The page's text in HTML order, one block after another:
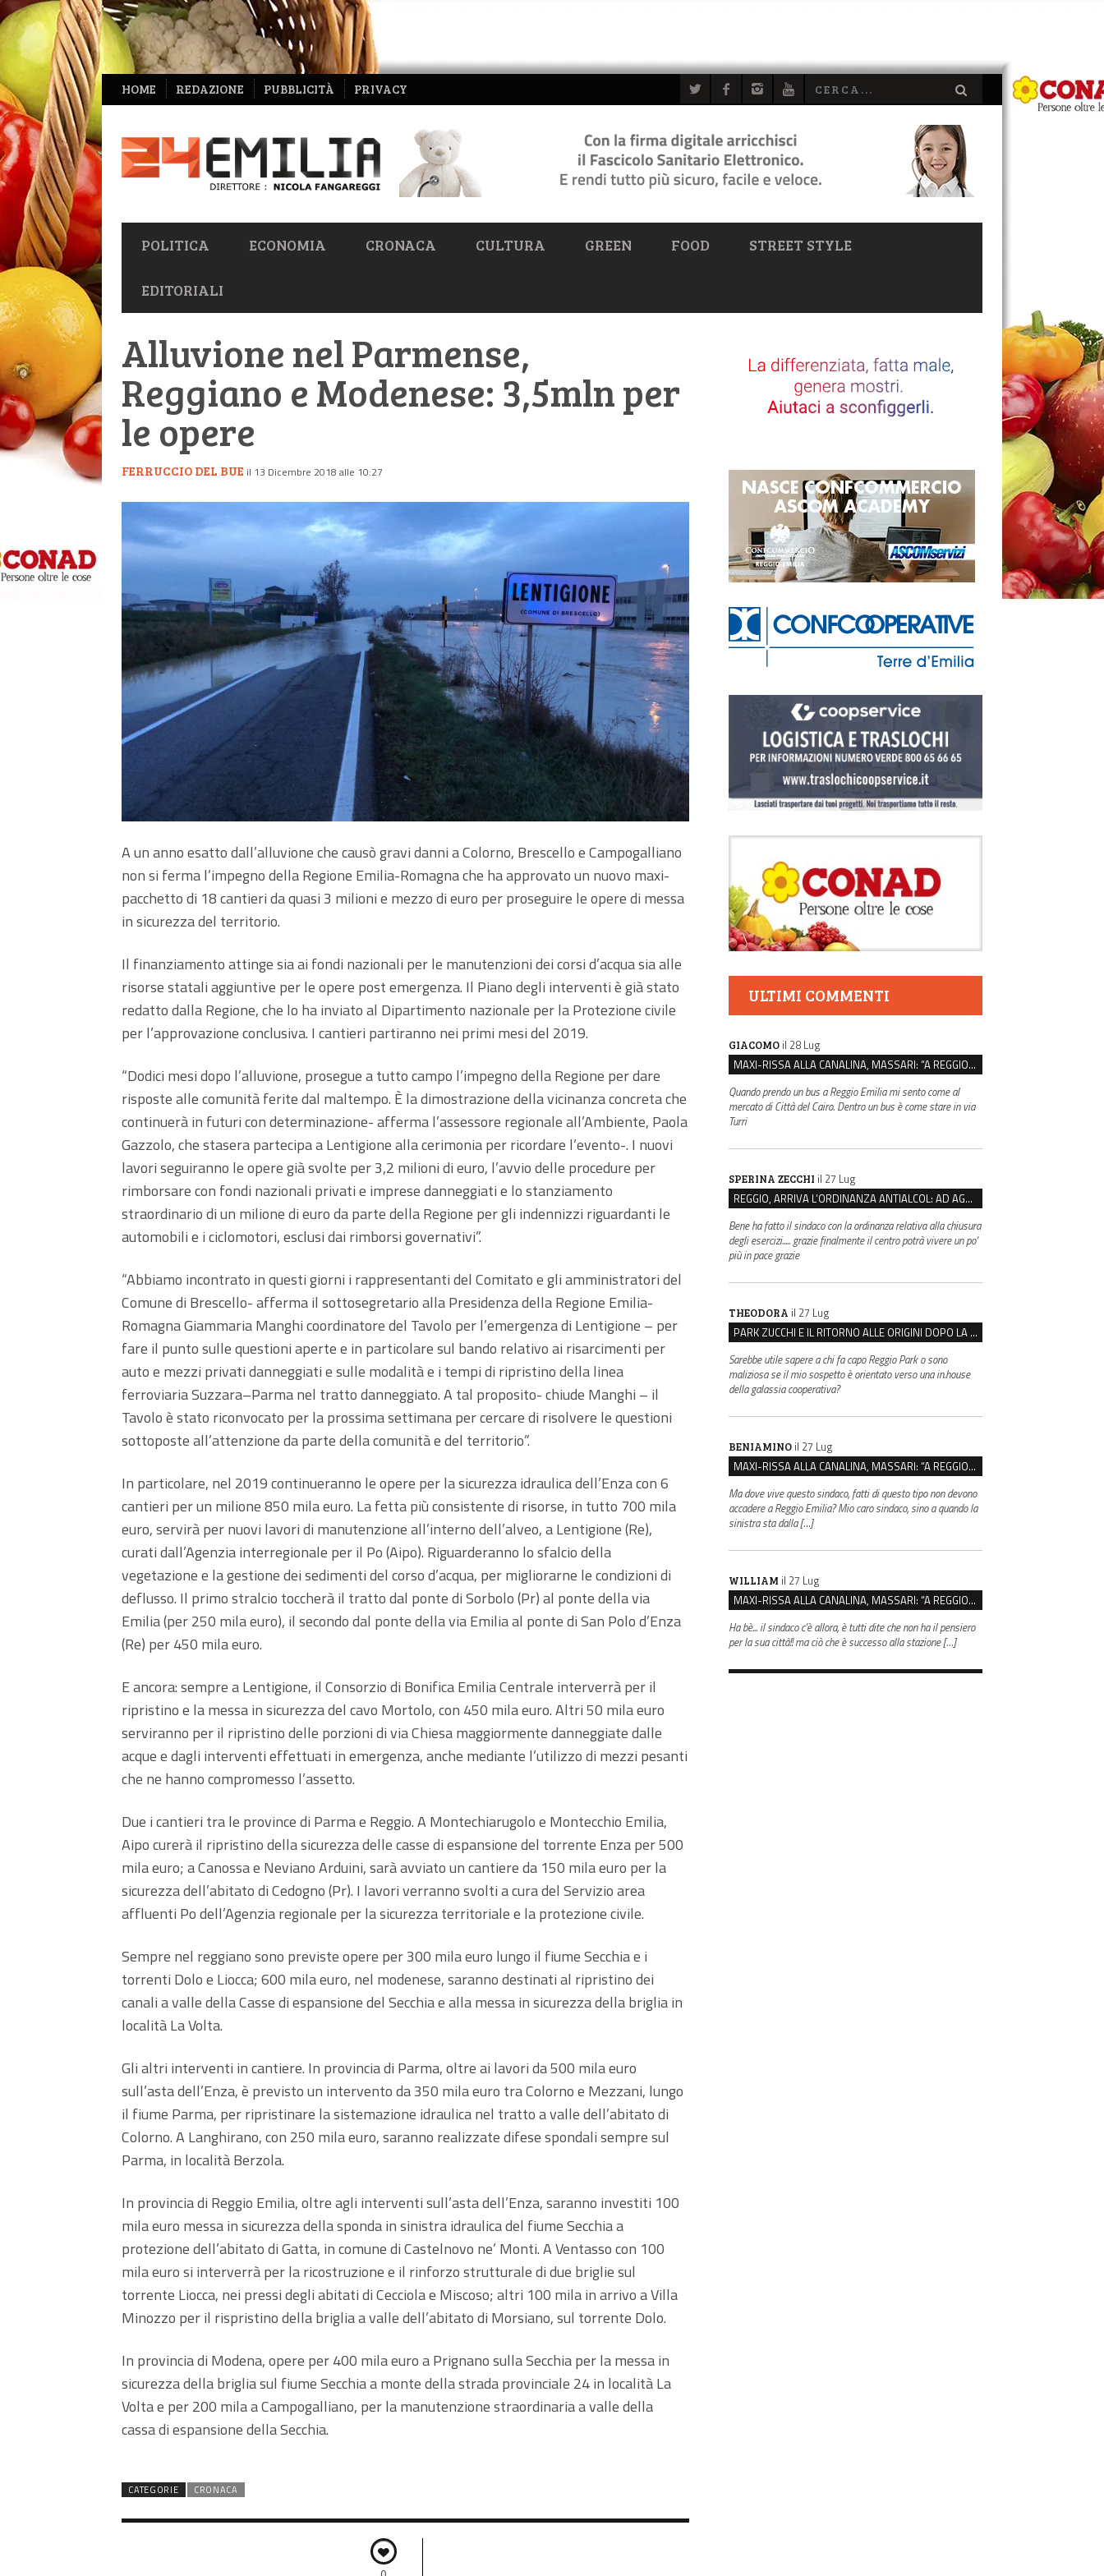
NAVIGAZIONE
SECONDARIA
HOME REDAZIONE PUBBLICITÀ PRIVACY
NAVIGAZIONE
PRIMARIA
POLITICA ECONOMIA CRONACA CULTURA GREEN FOOD STREET STYLE
EDITORIALI
Alluvione nel Parmense,
Reggiano e Modenese: 3,5mln per
le opere
FERRUCCIO DEL BUE il 13 Dicembre 2018 alle 10:27
A un anno esatto dall’alluvione che causò gravi danni a Colorno, Brescello e Campogalliano
non si ferma l’impegno della Regione Emilia-Romagna che ha approvato un nuovo maxi-
pacchetto di 18 cantieri da quasi 3 milioni e mezzo di euro per proseguire le opere di messa
in sicurezza del territorio.
Il finanziamento attinge sia ai fondi nazionali per le manutenzioni dei corsi d’acqua sia alle
risorse statali aggiuntive per le opere post emergenza. Il Piano degli interventi è già stato
redatto dalla Regione, che lo ha inviato al Dipartimento nazionale per la Protezione civile
per l’approvazione conclusiva. I cantieri partiranno nei primi mesi del 2019.
“Dodici mesi dopo l’alluvione, prosegue a tutto campo l’impegno della Regione per dare
risposte alle comunità ferite dal maltempo. È la dimostrazione della vicinanza concreta che
continuerà in futuri con determinazione- afferma l’assessore regionale all’Ambiente, Paola
Gazzolo, che stasera partecipa a Lentigione alla cerimonia per ricordare l’evento-. I nuovi
lavori seguiranno le opere già svolte per 3,2 milioni di euro, l’avvio delle procedure per
rimborsare con fondi nazionali privati e imprese danneggiati e lo stanziamento
straordinario di un milione di euro da parte della Regione per gli indennizzi riguardanti le
automobili e i ciclomotori, esclusi dai rimborsi governativi”.
“Abbiamo incontrato in questi giorni i rappresentanti del Comitato e gli amministratori del
Comune di Brescello- afferma il sottosegretario alla Presidenza della Regione Emilia-
Romagna Giammaria Manghi coordinatore del Tavolo per l’emergenza di Lentigione – per
fare il punto sulle questioni aperte e in particolare sul bando relativo ai risarcimenti per
auto e mezzi privati danneggiati e sulle modalità e i tempi di ripristino della linea
ferroviaria Suzzara–Parma nel tratto danneggiato. A tal proposito- chiude Manghi – il
Tavolo è stato riconvocato per la prossima settimana per cercare di risolvere le questioni
sottoposte all’attenzione da parte della comunità e del territorio”.
In particolare, nel 2019 continueranno le opere per la sicurezza idraulica dell’Enza con 6
cantieri per un milione 850 mila euro. La fetta più consistente di risorse, in tutto 700 mila
euro, servirà per nuovi lavori di manutenzione all’interno dell’alveo, a Lentigione (Re),
curati dall’Agenzia interregionale per il Po (Aipo). Riguarderanno lo sfalcio della
vegetazione e la gestione dei sedimenti del corso d’acqua, per migliorarne le condizioni di
deflusso. Il primo stralcio toccherà il tratto dal ponte di Sorbolo (Pr) al ponte della via
Emilia (per 250 mila euro), il secondo dal ponte della via Emilia al ponte di San Polo d’Enza
(Re) per 450 mila euro.
E ancora: sempre a Lentigione, il Consorzio di Bonifica Emilia Centrale interverrà per il
ripristino e la messa in sicurezza del cavo Mortolo, con 450 mila euro. Altri 50 mila euro
serviranno per il ripristino delle porzioni di via Chiesa maggiormente danneggiate dalle
acque e dagli interventi effettuati in emergenza, anche mediante l’utilizzo di mezzi pesanti
che ne hanno compromesso l’assetto.
Due i cantieri tra le province di Parma e Reggio. A Montechiarugolo e Montecchio Emilia,
Aipo curerà il ripristino della sicurezza delle casse di espansione del torrente Enza per 500
mila euro; a Canossa e Neviano Arduini, sarà avviato un cantiere da 150 mila euro per la
sicurezza dell’abitato di Cedogno (Pr). I lavori verranno svolti a cura del Servizio area
affluenti Po dell’Agenzia regionale per la sicurezza territoriale e la protezione civile.
Sempre nel reggiano sono previste opere per 300 mila euro lungo il fiume Secchia e i
torrenti Dolo e Liocca; 600 mila euro, nel modenese, saranno destinati al ripristino dei
canali a valle della Casse di espansione del Secchia e alla messa in sicurezza della briglia in
località La Volta.
Gli altri interventi in cantiere. In provincia di Parma, oltre ai lavori da 500 mila euro
sull’asta dell’Enza, è previsto un intervento da 350 mila euro tra Colorno e Mezzani, lungo
il fiume Parma, per ripristinare la sistemazione idraulica nel tratto a valle dell’abitato di
Colorno. A Langhirano, con 250 mila euro, saranno realizzate difese spondali sempre sul
Parma, in località Berzola.
In provincia di Reggio Emilia, oltre agli interventi sull’asta dell’Enza, saranno investiti 100
mila euro messa in sicurezza della sponda in sinistra idraulica del fiume Secchia a
protezione dell’abitato di Gatta, in comune di Castelnovo ne’ Monti. A Ventasso con 100
mila euro si interverrà per la ricostruzione e il rinforzo strutturale di due briglie sul
torrente Liocca, nei pressi degli abitati di Cecciola e Miscoso; altri 100 mila in arrivo a Villa
Minozzo per il rispristino della briglia a valle dell’abitato di Morsiano, sul torrente Dolo.
In provincia di Modena, opere per 400 mila euro a Prignano sulla Secchia per la messa in
sicurezza della briglia sul fiume Secchia a monte della strada provinciale 24 in località La
Volta e per 200 mila a Campogalliano, per la manutenzione straordinaria a valle della
cassa di espansione della Secchia.
CATEGORIE CRONACA
ULTIMI COMMENTI
GIACOMO il 28 Lug
MAXI-RISSA ALLA CANALINA, MASSARI: “A REGGIO FATTI COSÌ GRAVI NON DEVONO TROVARE SPAZIO”
Quando prendo un bus a Reggio Emilia mi sento come al
mercato di Città del Cairo. Dentro un bus è come stare in via
Turri
SPERINA ZECCHI il 27 Lug
REGGIO, ARRIVA L’ORDINANZA ANTIALCOL: AD AGOSTO ESERCIZI DI VICINATO CHIUSI DALLE 22 ALLE 6
Bene ha fatto il sindaco con la ordinanza relativa alla chiusura
degli esercizi..... grazie finalmente il centro potrà vivere un po'
più in pace grazie
THEODORA il 27 Lug
PARK ZUCCHI E IL RITORNO ALLE ORIGINI DOPO LA DISAVVENTURA CON REGGIO EMILIA PARCHEGGI
Sarebbe utile sapere a chi fa capo Reggio Park o sono
maliziosa se il mio sospetto è orientato verso una in.house
della galassia cooperativa?
BENIAMINO il 27 Lug
MAXI-RISSA ALLA CANALINA, MASSARI: “A REGGIO FATTI COSÌ GRAVI NON DEVONO TROVARE SPAZIO”
Ma dove vive questo sindaco, fatti di questo tipo non devono
accadere a Reggio Emilia? Mio caro sindaco, sino a quando la
sinistra sta dalla […]
WILLIAM il 27 Lug
MAXI-RISSA ALLA CANALINA, MASSARI: “A REGGIO FATTI COSÌ GRAVI NON DEVONO TROVARE SPAZIO”
Ha bè... il sindaco c'è allora, è tutti dite che non ha il pensiero
per la sua città!! ma ciò che è successo alla stazione […]